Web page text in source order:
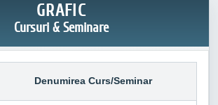
GRAFIC
Cursuri & Seminare
Denumirea Curs/Seminar